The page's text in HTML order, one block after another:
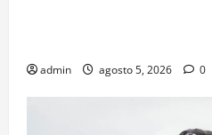
admin agosto 5, 2026 0